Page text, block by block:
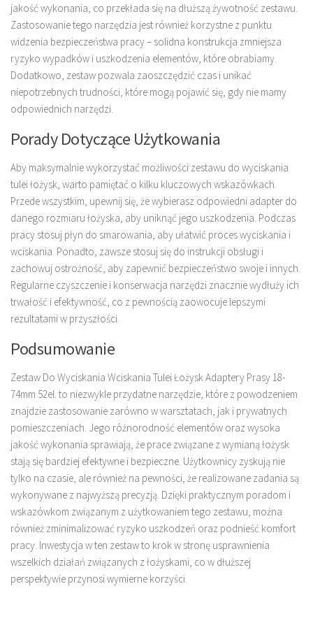
jakość wykonania, co przekłada się na dłuższą żywotność zestawu.
Zastosowanie tego narzędzia jest również korzystne z punktu
widzenia bezpieczeństwa pracy – solidna konstrukcja zmniejsza
ryzyko wypadków i uszkodzenia elementów, które obrabiamy.
Dodatkowo, zestaw pozwala zaoszczędzić czas i unikać
niepotrzebnych trudności, które mogą pojawić się, gdy nie mamy
odpowiednich narzędzi.
Porady Dotyczące Użytkowania
Aby maksymalnie wykorzystać możliwości zestawu do wyciskania
tulei łożysk, warto pamiętać o kilku kluczowych wskazówkach.
Przede wszystkim, upewnij się, że wybierasz odpowiedni adapter do
danego rozmiaru łożyska, aby uniknąć jego uszkodzenia. Podczas
pracy stosuj płyn do smarowania, aby ułatwić proces wyciskania i
wciskania. Ponadto, zawsze stosuj się do instrukcji obsługi i
zachowuj ostrożność, aby zapewnić bezpieczeństwo swoje i innych.
Regularne czyszczenie i konserwacja narzędzi znacznie wydłuży ich
trwałość i efektywność, co z pewnością zaowocuje lepszymi
rezultatami w przyszłości.
Podsumowanie
Zestaw Do Wyciskania Wciskania Tulei Łożysk Adaptery Prasy 18-
74mm 52el. to niezwykle przydatne narzędzie, które z powodzeniem
znajdzie zastosowanie zarówno w warsztatach, jak i prywatnych
pomieszczeniach. Jego różnorodność elementów oraz wysoka
jakość wykonania sprawiają, że prace związane z wymianą łożysk
stają się bardziej efektywne i bezpieczne. Użytkownicy zyskują nie
tylko na czasie, ale również na pewności, że realizowane zadania są
wykonywane z najwyższą precyzją. Dzięki praktycznym poradom i
wskazówkom związanym z użytkowaniem tego zestawu, można
również zminimalizować ryzyko uszkodzeń oraz podnieść komfort
pracy. Inwestycja w ten zestaw to krok w stronę usprawnienia
wszelkich działań związanych z łożyskami, co w dłuższej
perspektywie przynosi wymierne korzyści.